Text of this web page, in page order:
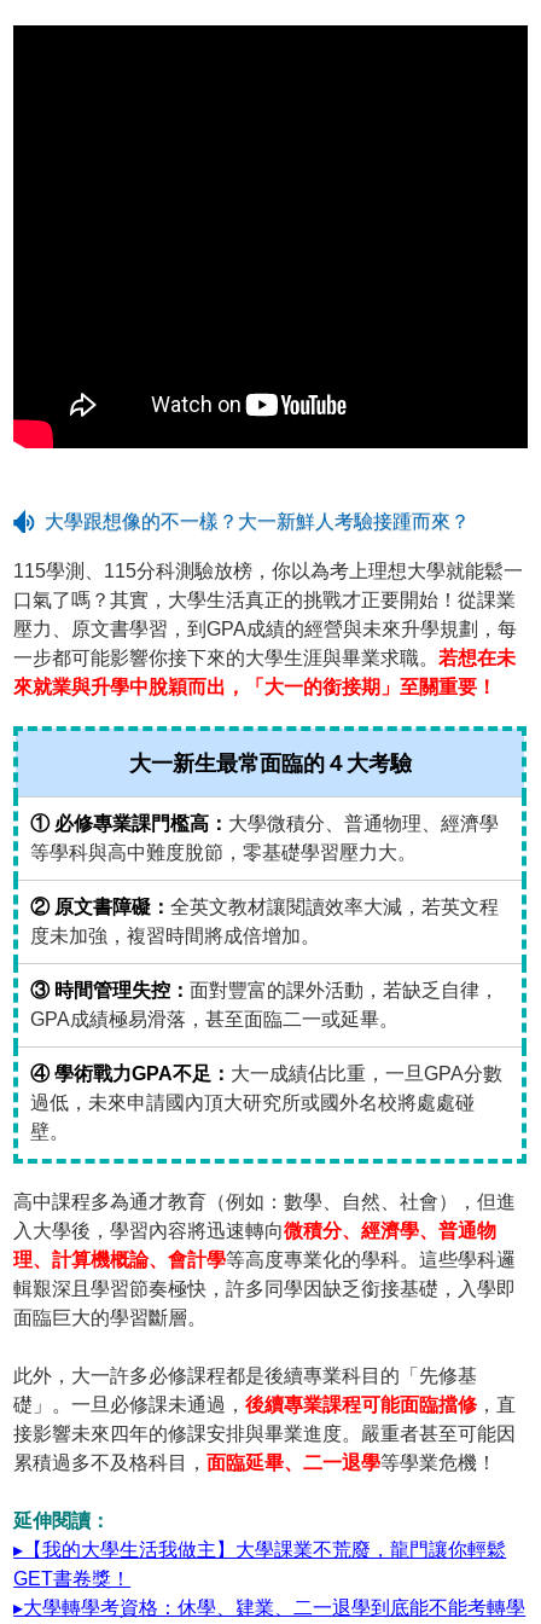
大學跟想像的不一樣？大一新鮮人考驗接踵而來？
115學測、115分科測驗放榜，你以為考上理想大學就能鬆一
口氣了嗎？其實，大學生活真正的挑戰才正要開始！從課業
壓力、原文書學習，到GPA成績的經營與未來升學規劃，每
一步都可能影響你接下來的大學生涯與畢業求職。若想在未
來就業與升學中脫穎而出，「大一的銜接期」至關重要！
大一新生最常面臨的４大考驗
① 必修專業課門檻高： 大學微積分、普通物理、經濟學
等學科與高中難度脫節，零基礎學習壓力大。
② 原文書障礙：全英文教材讓閱讀效率大減，若英文程
度未加強，複習時間將成倍增加。
③ 時間管理失控：面對豐富的課外活動，若缺乏自律，
GPA成績極易滑落，甚至面臨二一或延畢。
④ 學術戰力GPA不足： 大一成績佔比重，一旦GPA分數
過低，未來申請國內頂大研究所或國外名校將處處碰
壁。
高中課程多為通才教育（例如：數學、自然、社會），但進
入大學後，學習內容將迅速轉向微積分、經濟學、普通物
理、計算機概論、會計學等高度專業化的學科。這些學科邏
輯艱深且學習節奏極快，許多同學因缺乏銜接基礎，入學即
面臨巨大的學習斷層。
此外，大一許多必修課程都是後續專業科目的「先修基
礎」。一旦必修課未通過，後續專業課程可能面臨擋修 ，直
接影響未來四年的修課安排與畢業進度。嚴重者甚至可能因
累積過多不及格科目，面臨延畢、二一退學等學業危機！
延伸閱讀：
▸【我的大學生活我做主】大學課業不荒廢，龍門讓你輕鬆
GET書卷獎！
▸大學轉學考資格：休學、肄業、二一退學到底能不能考轉學